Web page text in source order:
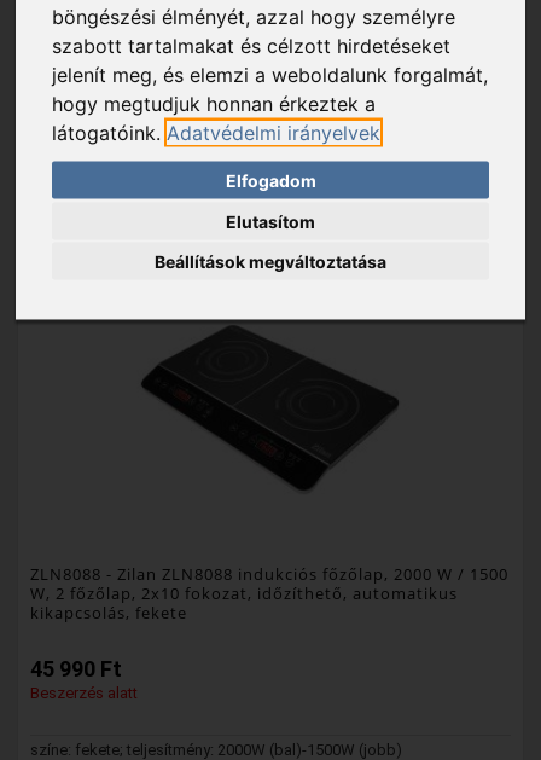
böngészési élményét, azzal hogy személyre
szabott tartalmakat és célzott hirdetéseket
jelenít meg, és elemzi a weboldalunk forgalmát,
hogy megtudjuk honnan érkeztek a
látogatóink. Adatvédelmi irányelvek
Elfogadom
Elutasítom
Beállítások megváltoztatása
Csomagolási egység: 1 db
KOSÁRBA
KEDVENC
ZLN8088 - Zilan ZLN8088 indukciós főzőlap, 2000 W / 1500
W, 2 főzőlap, 2x10 fokozat, időzíthető, automatikus
kikapcsolás, fekete
45 990 Ft
Beszerzés alatt
színe: fekete; teljesítmény: 2000W (bal)-1500W (jobb)